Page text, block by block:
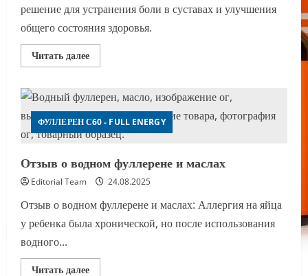
решение для устранения боли в суставах и улучшения
общего состояния здоровья.
Читать далееПрочитать
больше
Личный
опыт
применения
и
результаты
ФУЛЛЕРЕН С60 - FULL ENERGY
Отзыв о водном фуллерене и маслах
Editorial Team 24.08.2025
Отзыв о водном фуллерене и маслах: Аллергия на яйца
у ребенка была хронической, но после использования
водного...
Читать далееПрочитать